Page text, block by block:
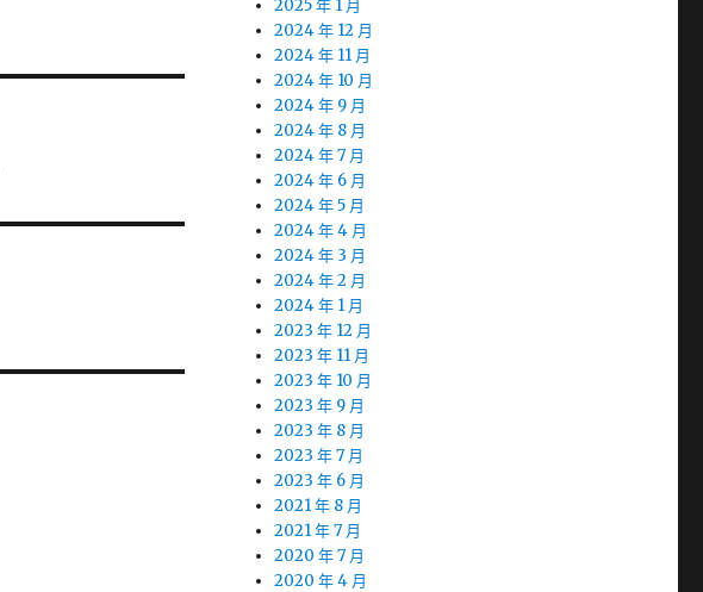
2025 年 1 月
2024 年 12 月
2024 年 11 月
2024 年 10 月
2024 年 9 月
2024 年 8 月
2024 年 7 月
2024 年 6 月
2024 年 5 月
2024 年 4 月
2024 年 3 月
2024 年 2 月
2024 年 1 月
2023 年 12 月
2023 年 11 月
2023 年 10 月
2023 年 9 月
2023 年 8 月
2023 年 7 月
2023 年 6 月
2021 年 8 月
2021 年 7 月
2020 年 7 月
2020 年 4 月